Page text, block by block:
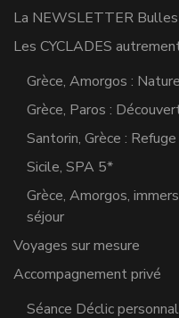
La NEWSLETTER Bulles
Les CYCLADES
Grèce, Amorgos :
Grèce, Paros :
Santorin, Grèce :
Sicile, SPA 5*
Grèce, Amorgos,
séjour
Voyages sur mesure
Accompagnement privé
Séance Déclic